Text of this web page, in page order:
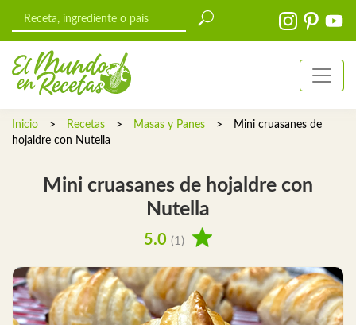
Inicio > Recetas > Masas y Panes >
Mini cruasanes de
hojaldre con Nutella
Mini cruasanes de hojaldre con
Nutella
5.0 (1)